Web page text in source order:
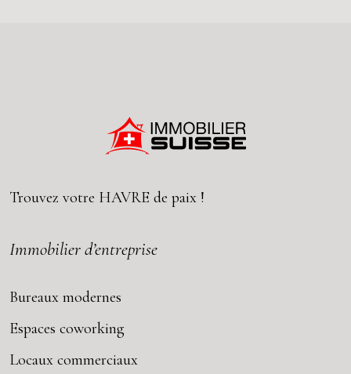
Trouvez votre HAVRE de paix !
Immobilier d’entreprise
Bureaux modernes
Espaces coworking
Locaux commerciaux